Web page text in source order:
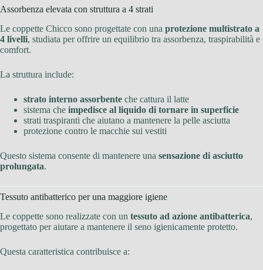
Assorbenza elevata con struttura a 4 strati
Le coppette Chicco sono progettate con una protezione multistrato a
4 livelli, studiata per offrire un equilibrio tra assorbenza, traspirabilità e
comfort.
La struttura include:
strato interno assorbente che cattura il latte
sistema che impedisce al liquido di tornare in superficie
strati traspiranti che aiutano a mantenere la pelle asciutta
protezione contro le macchie sui vestiti
Questo sistema consente di mantenere una sensazione di asciutto
prolungata.
Tessuto antibatterico per una maggiore igiene
Le coppette sono realizzate con un tessuto ad azione antibatterica,
progettato per aiutare a mantenere il seno igienicamente protetto.
Questa caratteristica contribuisce a: